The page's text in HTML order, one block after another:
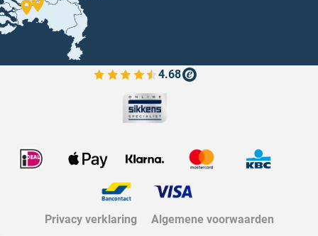
4.68
Bekijk de verfplaza beoordelingen
Privacy verklaring Algemene voorwaarden